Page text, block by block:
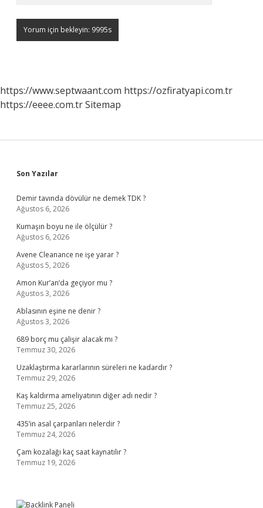
https://www.septwaant.com https://ozfiratyapi.com.tr
https://eeee.com.trSitemap
Sidebar
Son Yazılar
Demir tavında dövülür ne demek TDK ?
Ağustos 6, 2026
Kumaşın boyu ne ile ölçülür ?
Ağustos 6, 2026
Avene Cleanance ne işe yarar ?
Ağustos 5, 2026
Amon Kur’an’da geçiyor mu ?
Ağustos 3, 2026
Ablasının eşine ne denir ?
Ağustos 3, 2026
689 borç mu çalişir alacak mı ?
Temmuz 30, 2026
Uzaklaştırma kararlarının süreleri ne kadardır ?
Temmuz 29, 2026
Kaş kaldırma ameliyatının diğer adı nedir ?
Temmuz 25, 2026
435’in asal çarpanları nelerdir ?
Temmuz 24, 2026
Çam kozalağı kaç saat kaynatılır ?
Temmuz 19, 2026